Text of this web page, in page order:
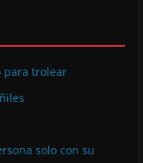
para trolear
solo con su